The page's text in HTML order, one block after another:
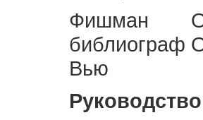
Фишман
библиограф
Вью